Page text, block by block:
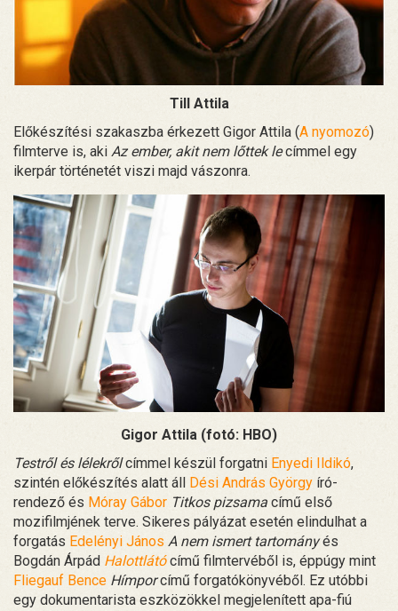
Till Attila
Előkészítési szakaszba érkezett Gigor Attila (A nyomozó)
filmterve is, aki Az ember, akit nem lőttek lecímmel egy
ikerpár történetét viszi majd vászonra.
Gigor Attila (fotó: HBO)
Testről és lélekrőlcímmel készül forgatni Enyedi Ildikó,
szintén előkészítés alatt áll Dési András György író-
rendező és Móray Gábor Titkos pizsama című első
mozifilmjének terve. Sikeres pályázat esetén elindulhat a
forgatás Edelényi János A nem ismert tartományés
Bogdán Árpád Halottlátócímű filmtervéből is, éppúgy mint
Fliegauf Bence Hímporcímű forgatókönyvéből. Ez utóbbi
egy dokumentarista eszközökkel megjelenített apa-fiú